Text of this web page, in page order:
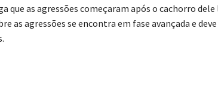
que as agressões começaram após o cachorro
as agressões se encontra em fase avançada e